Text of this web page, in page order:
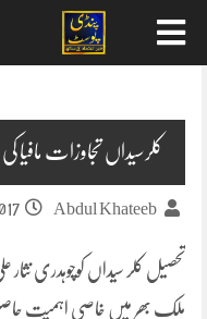
کلرسیداں تجاوزات مافیا
Abdul Khateeb
تحصیل کلر سیداں کوچوہدری
ملک بھر میں خاصی اہمیت